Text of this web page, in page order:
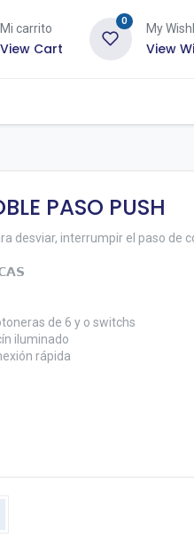
Mi carrito
View Cart
0
My
View
PASO PUSH
desviar, interrumpir el paso de
de 6 y o switchs
iluminado
rápida